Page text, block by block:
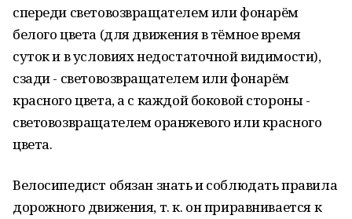
спереди световозвращателем или фонарём
белого цвета (для движения в тёмное время
суток и в условиях недостаточной видимости),
сзади - световозвращателем или фонарём
красного цвета, а с каждой боковой стороны -
световозвращателем оранжевого или красного
цвета.
Велосипедист обязан знать и соблюдать правила
дорожного движения, т. к. он приравнивается к